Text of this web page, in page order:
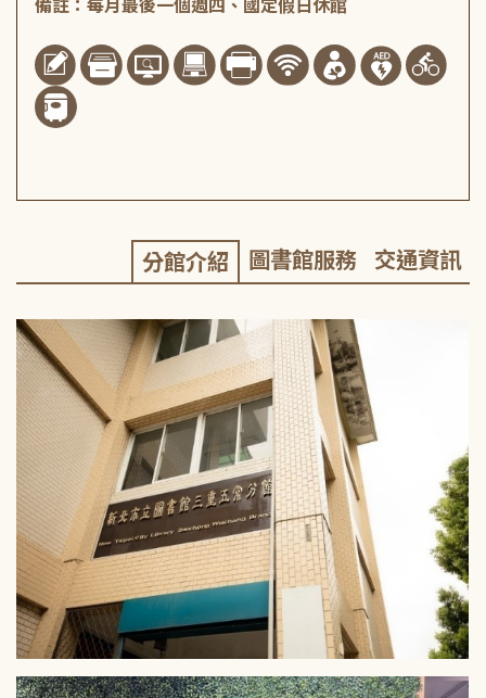
備註：每月最後一個週四、國定假日休館
分館介紹 圖書館服務 交通資訊